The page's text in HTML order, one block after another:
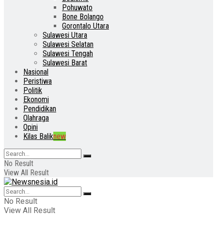
Pohuwato
Bone Bolango
Gorontalo Utara
Sulawesi Utara
Sulawesi Selatan
Sulawesi Tengah
Sulawesi Barat
Nasional
Peristiwa
Politik
Ekonomi
Pendidikan
Olahraga
Opini
Kilas Baliknew
No Result
View All Result
No Result
View All Result